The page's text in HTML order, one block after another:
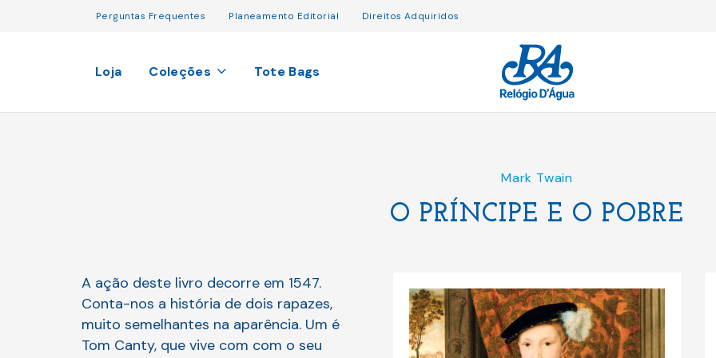
Perguntas Frequentes Planeamento Editorial Direitos Adquiridos
Loja Coleções Tote Bags
Mark Twain
O PRÍNCIPE E O POBRE
A ação deste livro decorre em 1547.
Conta-nos a história de dois rapazes,
muito semelhantes na aparência. Um é
Tom Canty, que vive com com o seu